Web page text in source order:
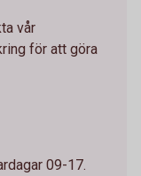
vår
för att göra
09-17.